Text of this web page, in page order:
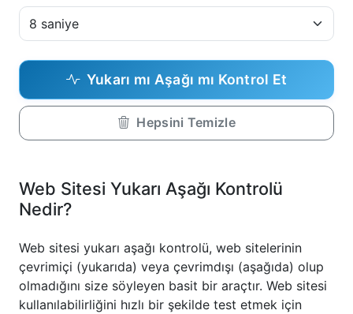
Yukarı mı Aşağı mı Kontrol Et
Hepsini Temizle
Web Sitesi Yukarı Aşağı Kontrolü
Nedir?
Web sitesi yukarı aşağı kontrolü, web sitelerinin
çevrimiçi (yukarıda) veya çevrimdışı (aşağıda) olup
olmadığını size söyleyen basit bir araçtır. Web sitesi
kullanılabilirliğini hızlı bir şekilde test etmek için